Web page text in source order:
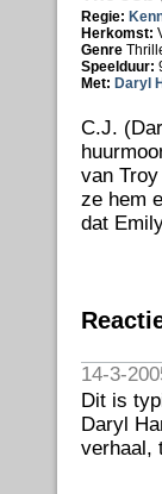
Regie:
Herkomst:
Genre
Speelduur:
Met: Daryl
C.J.
van
ze hem
dat
14-3-
Dit is
Daryl
verhaal,